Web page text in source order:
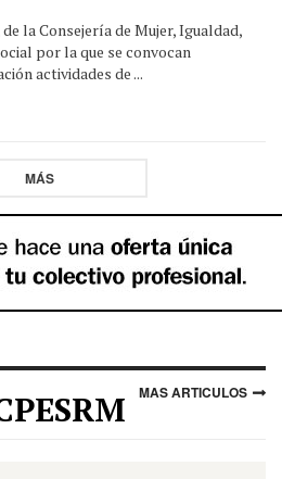
de la Consejería de Mujer, Igualdad,
por la que se convocan
actividades de ...
MÁS
MAS ARTICULOS